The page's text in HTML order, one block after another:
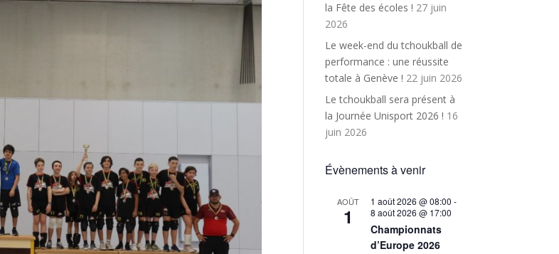
la Fête des écoles ! 27 juin
2026
Le week-end du tchoukball de
performance : une réussite
totale à Genève ! 22 juin 2026
Le tchoukball sera présent à
la Journée Unisport 2026 ! 16
juin 2026
Évènements à venir
AOÛT
1
1 août 2026 @ 08:00 -
8 août 2026 @ 17:00
Championnats
d’Europe 2026